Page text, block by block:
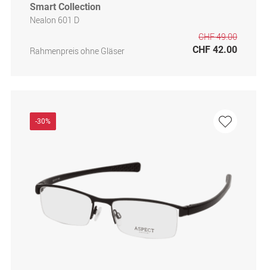
Smart Collection
Nealon 601 D
Rahmenpreis ohne Gläser
CHF 49.00
CHF 42.00
-30%